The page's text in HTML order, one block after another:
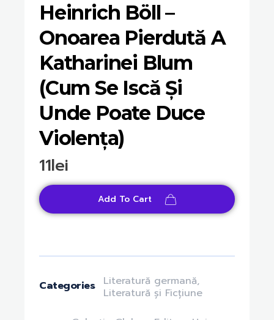
Heinrich Böll –
Onoarea Pierdută A
Katharinei Blum
(Cum Se Iscă Și
Unde Poate Duce
Violența)
11lei
Add To Cart
Categories Literatură germană,
Literatură și Ficțiune